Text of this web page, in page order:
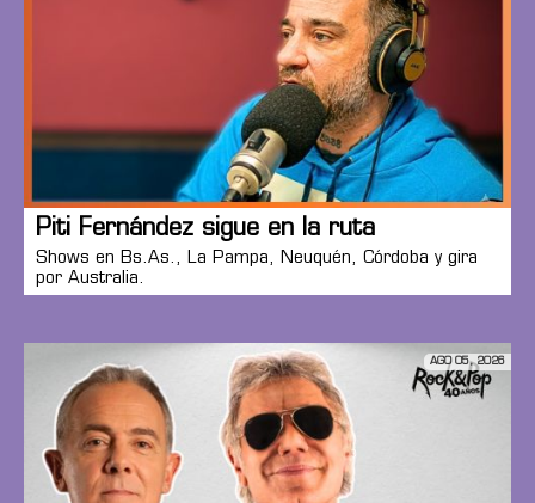
Piti Fernández sigue en la ruta
Shows en Bs.As., La Pampa, Neuquén, Córdoba y gira
por Australia.
AGO 05, 2026